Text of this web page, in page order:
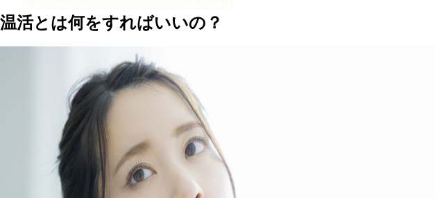
温活とは何をすればいいの？